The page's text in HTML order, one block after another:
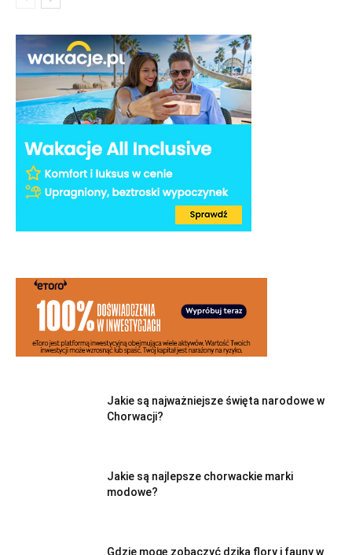
Jakie są najważniejsze święta narodowe w
Chorwacji?
Jakie są najlepsze chorwackie marki
modowe?
Gdzie mogę zobaczyć dziką flory i fauny w